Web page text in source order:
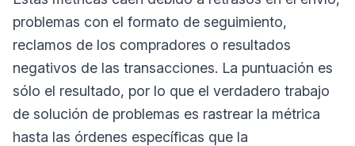
problemas con el formato de seguimiento,
reclamos de los compradores o resultados
negativos de las transacciones. La puntuación es
sólo el resultado, por lo que el verdadero trabajo
de solución de problemas es rastrear la métrica
hasta las órdenes específicas que la